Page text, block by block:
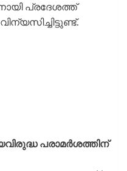
പ്രദേശത്ത്
പരാമര്‍ശത്തിന്